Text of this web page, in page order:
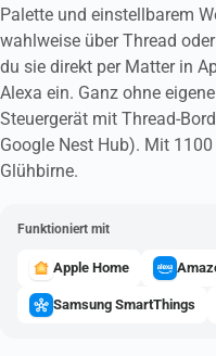
Palette und einstellbarem
wahlweise über Thread
du sie direkt per Matter in
Alexa ein. Ganz ohne
Steuergerät mit Thread-
Google Nest Hub). Mit
Glühbirne.
Funktioniert mit
Apple Home
Samsung SmartThings